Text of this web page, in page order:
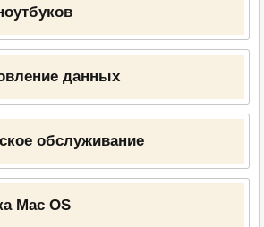
данных
обслуживание
Mac OS